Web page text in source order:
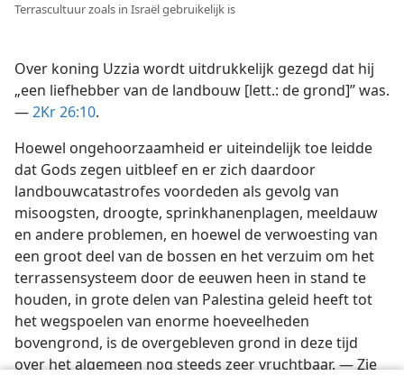
Terrascultuur zoals in Israël gebruikelijk is
Over koning Uzzia wordt uitdrukkelijk gezegd dat hij
„een liefhebber van de landbouw [lett.: de grond]” was.
—2Kr 26:10.
Hoewel ongehoorzaamheid er uiteindelijk toe leidde
dat Gods zegen uitbleef en er zich daardoor
landbouwcatastrofes voordeden als gevolg van
misoogsten, droogte, sprinkhanenplagen, meeldauw
en andere problemen, en hoewel de verwoesting van
een groot deel van de bossen en het verzuim om het
terrassensysteem door de eeuwen heen in stand te
houden, in grote delen van Palestina geleid heeft tot
het wegspoelen van enorme hoeveelheden
bovengrond, is de overgebleven grond in deze tijd
over het algemeen nog steeds zeer vruchtbaar. — Zie